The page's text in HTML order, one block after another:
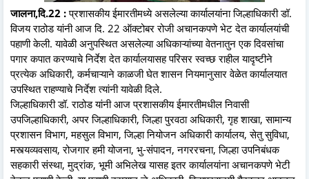
जालना,दि.22 :प्रशासकीय ईमारतीमध्ये असलेल्या कार्यालयांना जिल्हाधिकारी डॉ.
विजय राठोड यांनी आज दि. 22 ऑक्टोबर रोजी अचानकपणे भेट देत कार्यालयांची
पहाणी केली. यावेळी अनुपस्थित असलेल्या अधिकाऱ्यांच्या वेतनातुन एक दिवसांचा
पगार कपात करण्याचे निर्देश देत कार्यालयासह परिसर स्वच्छ राहील यादृष्टीने
प्रत्येक अधिकारी, कर्मचाऱ्याने काळजी घेत शासन नियमानुसार वेळेत कार्यालयात
उपस्थित राहण्याचे निर्देश त्यांनी यावेळी दिले.
जिल्हाधिकारी डॉ. राठोड यांनी आज प्रशासकीय ईमारतीमधील निवासी
उपजिल्हाधिकारी, अपर जिल्हाधिकारी, जिल्हा पुरवठा अधिकारी, गृह शाखा, सामान्य
प्रशासन विभाग, महसुल विभाग, जिल्हा नियोजन अधिकारी कार्यालय, सेतु सुविधा,
मस्त्यव्यवसाय, रोजगार हमी योजना, भु-संपादन, नगररचना, जिल्हा उपनिबंधक
सहकारी संस्था, मुद्रांक, भूमी अभिलेख यासह इतर कार्यालयांना अचानकपणे भेटी